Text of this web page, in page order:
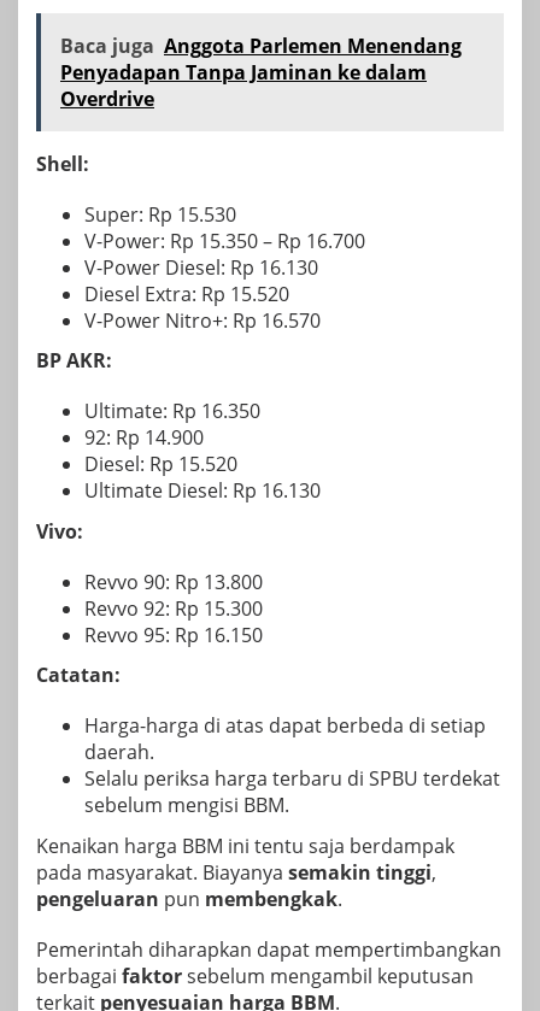
Baca juga Anggota Parlemen Menendang
Penyadapan Tanpa Jaminan ke dalam
Overdrive
Shell:
Super: Rp 15.530
V-Power: Rp 15.350 – Rp 16.700
V-Power Diesel: Rp 16.130
Diesel Extra: Rp 15.520
V-Power Nitro+: Rp 16.570
BP AKR:
Ultimate: Rp 16.350
92: Rp 14.900
Diesel: Rp 15.520
Ultimate Diesel: Rp 16.130
Vivo:
Revvo 90: Rp 13.800
Revvo 92: Rp 15.300
Revvo 95: Rp 16.150
Catatan:
Harga-harga di atas dapat berbeda di setiap
daerah.
Selalu periksa harga terbaru di SPBU terdekat
sebelum mengisi BBM.
Kenaikan harga BBM ini tentu saja berdampak
pada masyarakat. Biayanya semakin tinggi,
pengeluaran pun membengkak.
Pemerintah diharapkan dapat mempertimbangkan
berbagai faktorsebelum mengambil keputusan
terkait penyesuaian harga BBM.